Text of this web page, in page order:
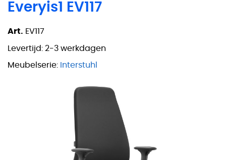
Everyis1 EV117
Art. EV117
Levertijd: 2-3 werkdagen
Meubelserie: Interstuhl